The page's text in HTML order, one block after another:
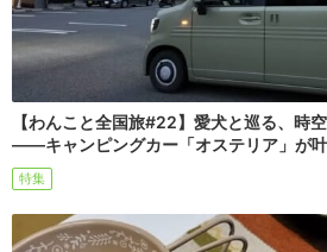
【わんこと全国旅#22】愛犬と巡る、時
――キャンピングカー「オステリア」が
特集